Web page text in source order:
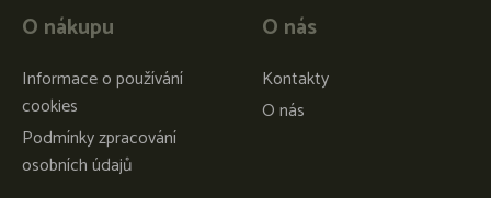
O nákupu
Informace o používání
cookies
Podmínky zpracování
osobních údajů
O nás
Kontakty
O nás